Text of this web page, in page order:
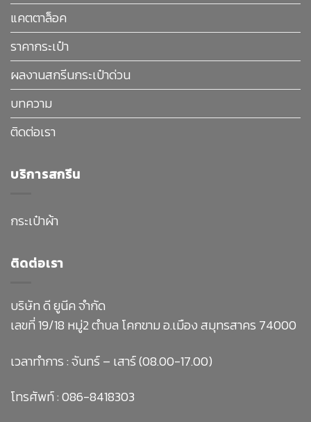
แคตตาล็อค
ราคากระเป๋า
ผลงานสกรีนกระเป๋าด่วน
บทความ
ติดต่อเรา
บริการสกรีน
กระเป๋าผ้า
ติดต่อเรา
บริษัท ดี ยูนีค จำกัด
เลขที่ 19/18 หมู่2 ตำบล โคกขาม อ.เมือง สมุทรสาคร 74000
เวลาทำการ : จันทร์ – เสาร์ (08.00-17.00)
โทรศัพท์ :086-8418303